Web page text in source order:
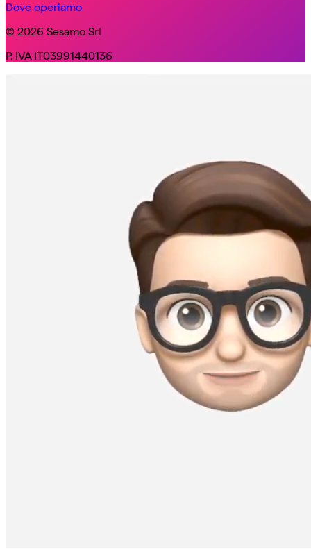
Dove operiamo
© 2026 Sesamo Srl
P. IVA IT03991440136